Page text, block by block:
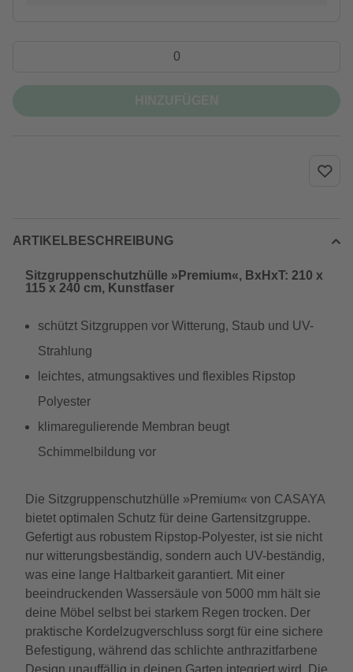
ARTIKELBESCHREIBUNG
Sitzgruppenschutzhülle »Premium«, BxHxT: 210 x
115 x 240 cm, Kunstfaser
schützt Sitzgruppen vor Witterung, Staub und UV-
Strahlung
leichtes, atmungsaktives und flexibles Ripstop
Polyester
klimaregulierende Membran beugt
Schimmelbildung vor
Die Sitzgruppenschutzhülle »Premium« von CASAYA
bietet optimalen Schutz für deine Gartensitzgruppe.
Gefertigt aus robustem Ripstop-Polyester, ist sie nicht
nur witterungsbeständig, sondern auch UV-beständig,
was eine lange Haltbarkeit garantiert. Mit einer
beeindruckenden Wassersäule von 5000 mm hält sie
deine Möbel selbst bei starkem Regen trocken. Der
praktische Kordelzugverschluss sorgt für eine sichere
Befestigung, während das schlichte anthrazitfarbene
Design unauffällig in deinen Garten integriert wird. Die